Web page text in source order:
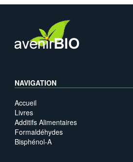
NAVIGATION
Accueil
Livres
Additifs Alimentaires
Formaldéhydes
Bisphénol-A